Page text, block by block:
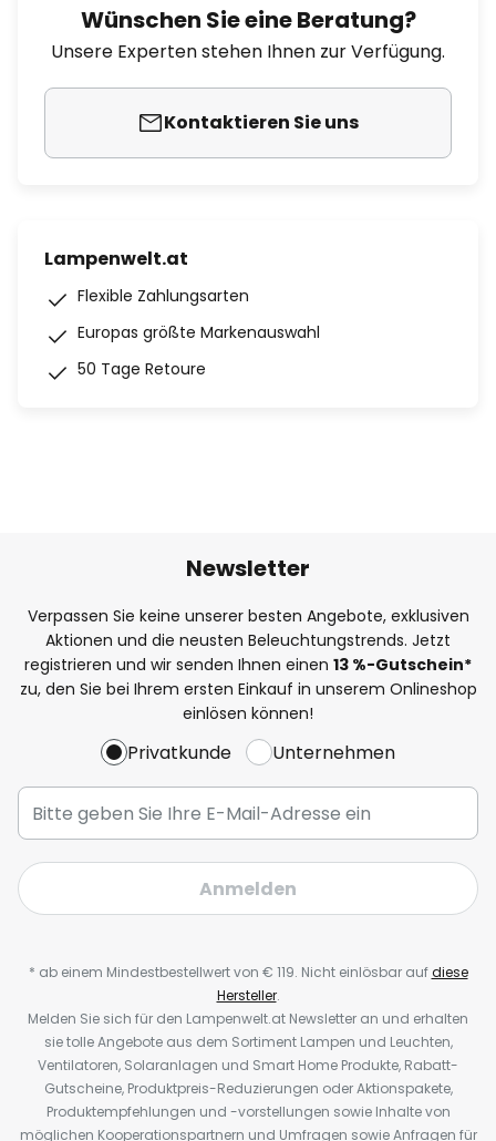
Wünschen Sie eine Beratung?
Unsere Experten stehen Ihnen zur Verfügung.
Kontaktieren Sie uns
Lampenwelt.at
Flexible Zahlungsarten
Europas größte Markenauswahl
50 Tage Retoure
Newsletter
Verpassen Sie keine unserer besten Angebote, exklusiven
Aktionen und die neusten Beleuchtungstrends. Jetzt
registrieren und wir senden Ihnen einen 13 %-Gutschein*
zu, den Sie bei Ihrem ersten Einkauf in unserem Onlineshop
einlösen können!
Privatkunde Unternehmen
Anmelden
* ab einem Mindestbestellwert von € 119. Nicht einlösbar aufdiese
Hersteller.
Melden Sie sich für den Lampenwelt.at Newsletter an und erhalten
sie tolle Angebote aus dem Sortiment Lampen und Leuchten,
Ventilatoren, Solaranlagen und Smart Home Produkte, Rabatt-
Gutscheine, Produktpreis-Reduzierungen oder Aktionspakete,
Produktempfehlungen und -vorstellungen sowie Inhalte von
möglichen Kooperationspartnern und Umfragen sowie Anfragen für